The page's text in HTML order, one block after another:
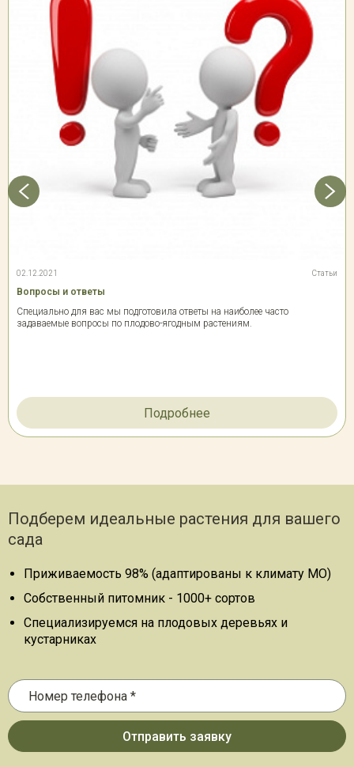
02.12.2021 Статьи
Вопросы и ответы
Специально для вас мы подготовила ответы на наиболее часто
задаваемые вопросы по плодово-ягодным растениям.
Подробнее
Подберем идеальные растения для вашего
сада
Приживаемость 98% (адаптированы к климату МО)
Собственный питомник - 1000+ сортов
Специализируемся на плодовых деревьях и
кустарниках